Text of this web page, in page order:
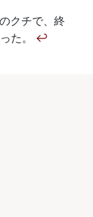
クチで、終
た。 ↩